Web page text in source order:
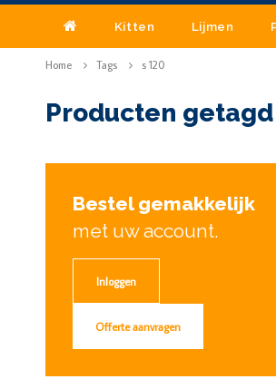
Kitten Lijmen
Home Tags s 120
Producten getagd
Bestel gemakkelijk
met uw account.
Inloggen
Offerte aanvragen